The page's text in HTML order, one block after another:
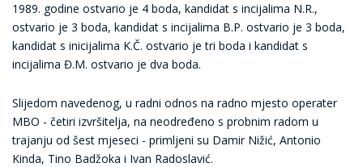
1989. godine ostvario je 4 boda, kandidat s incijalima N.R.,
ostvario je 3 boda, kandidat s incijalima B.P. ostvario je 3 boda,
kandidat s inicijalima K.Č. ostvario je tri boda i kandidat s
incijalima Đ.M. ostvario je dva boda.
Slijedom navedenog, u radni odnos na radno mjesto operater
MBO - četiri izvršitelja, na neodređeno s probnim radom u
trajanju od šest mjeseci - primljeni su Damir Nižić, Antonio
Kinda, Tino Badžoka i Ivan Radoslavić.